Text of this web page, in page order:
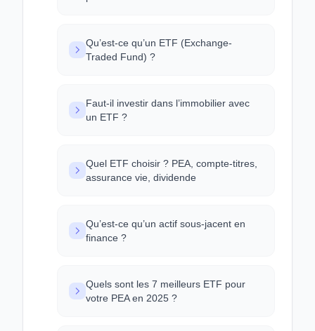
Qu’est-ce qu’un ETF (Exchange-
Traded Fund) ?
Faut-il investir dans l’immobilier avec
un ETF ?
Quel ETF choisir ? PEA, compte-titres,
assurance vie, dividende
Qu’est-ce qu’un actif sous-jacent en
finance ?
Quels sont les 7 meilleurs ETF pour
votre PEA en 2025 ?